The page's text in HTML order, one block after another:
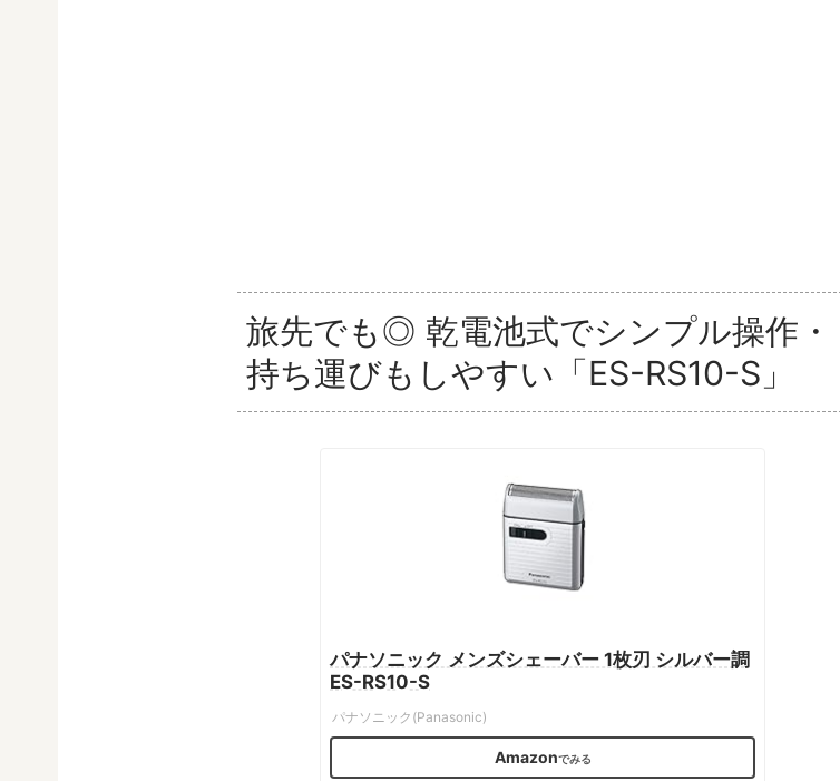
旅先でも◎ 乾電池式でシンプル操作・
持ち運びもしやすい「ES-RS10-S」
パナソニック メンズシェーバー 1枚刃 シルバー調
ES-RS10-S
パナソニック(Panasonic)
Amazon